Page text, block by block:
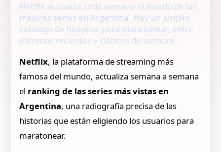
Netflix actualiza cada semana el listado de las
mejores series en Argentina. Hay un amplio
catálogo de historias para maratonear, entre
estrenos recientes y clásicos de siempre.
Netflix, la plataforma de streaming más
famosa del mundo, actualiza semana a semana
el ranking de las series más vistas en
Argentina, una radiografía precisa de las
historias que están eligiendo los usuarios para
maratonear.